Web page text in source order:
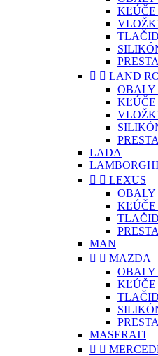
KĽÚČE
  LAND
KĽÚČE
LADA
  LEXUS
KĽÚČE
MAN
  MAZDA
KĽÚČE
MASERATI
 